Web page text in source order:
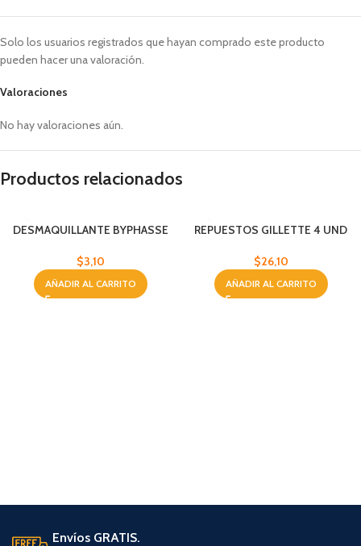
Valoraciones
No hay valoraciones aún.
Solo los usuarios registrados que hayan comprado este producto
pueden hacer una valoración.
Productos relacionados
DESMAQUILLANTE BYPHASSE
$3,10
AÑADIR AL CARRITO
REPUESTOS GILLETTE 4 UND
$26,10
AÑADIR AL CARRITO
Envíos GRATIS.